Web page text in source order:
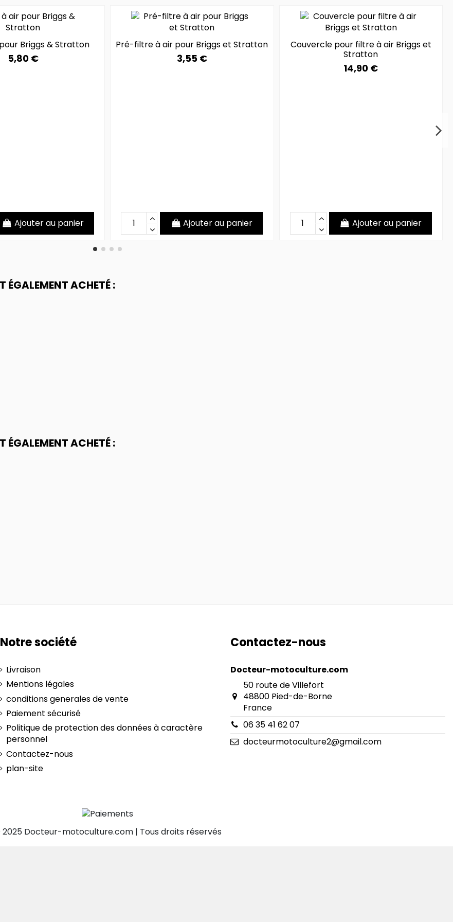
Briggs & Stratton
5,80 €
Ajouter au panier
Pré-filtre à air pour Briggs et Stratton
3,55 €
Ajouter au panier
Couvercle pour filtre à air Briggs et
Stratton
14,90 €
Ajouter au panier
ÉGALEMENT ACHETÉ :
ÉGALEMENT ACHETÉ :
Notre société
Livraison
Mentions légales
conditions generales de vente
Paiement sécurisé
Politique de protection des données à caractère
personnel
Contactez-nous
plan-site
Contactez-nous
Docteur-motoculture.com
50 route de Villefort
48800 Pied-de-Borne
France
06 35 41 62 07
docteurmotoculture2@gmail.com
Docteur-motoculture.com | Tous droits réservés